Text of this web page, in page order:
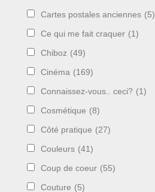
Cartes postales anciennes (5)
Ce qui me fait craquer (1)
Chiboz (49)
Cinéma (169)
Connaissez-vous.. ceci? (1)
Cosmétique (8)
Côté pratique (27)
Couleurs (41)
Coup de coeur (55)
Couture (5)